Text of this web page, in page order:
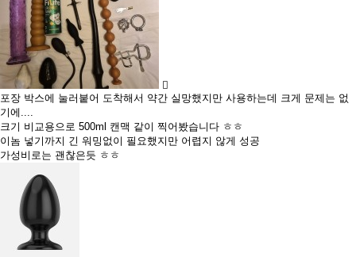
포장 박스에 눌러붙어 도착해서 약간 실망했지만 사용하는데 크게 문제는 없
기에....
크기 비교용으로 500ml 캔맥 같이 찍어봤습니다 ㅎㅎ
이놈 넣기까지 긴 워밍없이 필요했지만 어렵지 않게 성공
가성비로는 괜찮은듯 ㅎㅎ